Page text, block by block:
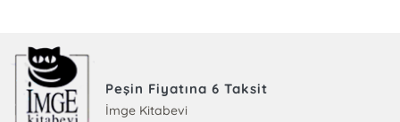
Peşin Fiyatına 6 Taksit
İmge Kitabevi